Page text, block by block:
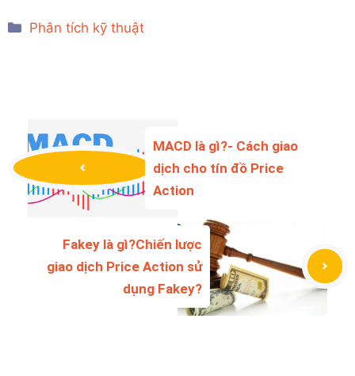
Categories
Phân tích kỹ thuật
MACD là gì?- Cách giao
dịch cho tín đồ Price
Action
Fakey là gì?Chiến lược
giao dịch Price Action sử
dụng Fakey?